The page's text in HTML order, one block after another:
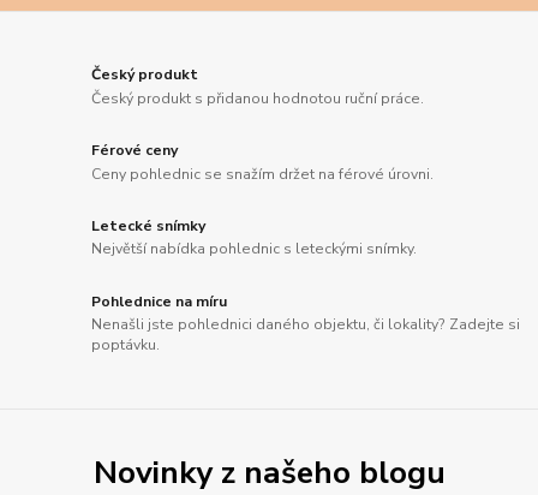
Český produkt
Český produkt s přidanou hodnotou ruční práce.
Férové ceny
Ceny pohlednic se snažím držet na férové úrovni.
Letecké snímky
Největší nabídka pohlednic s leteckými snímky.
Pohlednice na míru
Nenašli jste pohlednici daného objektu, či lokality? Zadejte si
poptávku.
Novinky z našeho blogu